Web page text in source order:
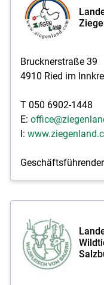
Brucknerstraße 39
4910 Ried im
T 050 6902-1448
E:
I: